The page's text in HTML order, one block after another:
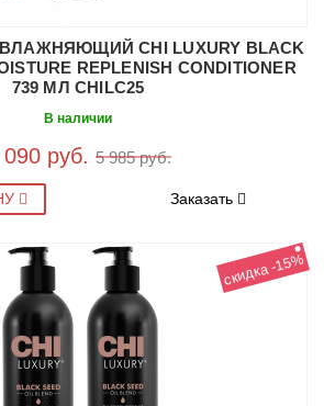
CHI LUXURY BLACK
REPLENISH CONDITIONER
739 МЛ CHILC25
В наличии
090 руб. 5 985 руб.
Заказать
скидка -15%